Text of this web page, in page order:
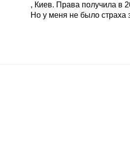
, Киев. Права получила в
Но у меня не было страха